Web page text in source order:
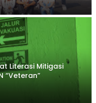
Literasi Mitigasi
“Veteran”